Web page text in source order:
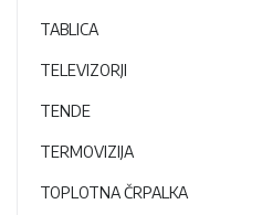
TABLICA
TELEVIZORJI
TENDE
TERMOVIZIJA
TOPLOTNA ČRPALKA